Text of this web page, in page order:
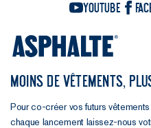
YouTube
MOINS DE VÊTEMENTS,
Pour co-créer vos futurs
chaque lancement laissez-nous